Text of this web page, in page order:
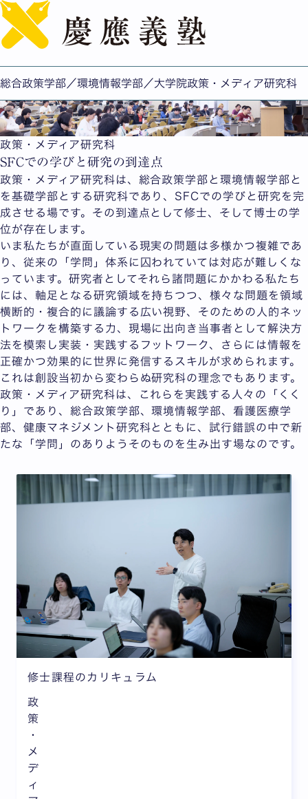
総合政策学部／環境情報学部／大学院政策・メディア研究科
政策・メディア研究科
SFCでの学びと研究の到達点
政策・メディア研究科は、総合政策学部と環境情報学部と
を基礎学部とする研究科であり、SFCでの学びと研究を完
成させる場です。その到達点として修士、そして博士の学
位が存在します。
いま私たちが直面している現実の問題は多様かつ複雑であ
り、従来の「学問」体系に囚われていては対応が難しくな
っています。研究者としてそれら諸問題にかかわる私たち
には、軸足となる研究領域を持ちつつ、様々な問題を領域
横断的・複合的に議論する広い視野、そのための人的ネッ
トワークを構築する力、現場に出向き当事者として解決方
法を模索し実装・実践するフットワーク、さらには情報を
正確かつ効果的に世界に発信するスキルが求められます。
これは創設当初から変わらぬ研究科の理念でもあります。
政策・メディア研究科は、これらを実践する人々の「くく
り」であり、総合政策学部、環境情報学部、看護医療学
部、健康マネジメント研究科とともに、試行錯誤の中で新
たな「学問」のありようそのものを生み出す場なのです。
修士課程のカリキュラム
政
策
・
メ
デ
ィ